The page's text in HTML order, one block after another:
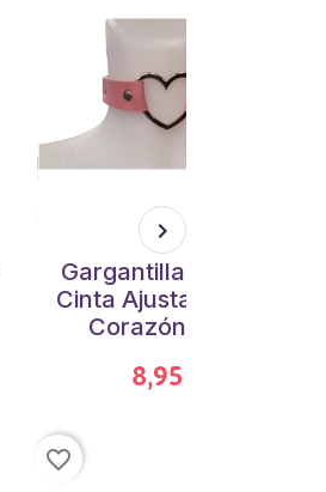
Gargantilla Choker
Cinta Ajustable Con
Corazón Rosa
8,95 €
favorite_border